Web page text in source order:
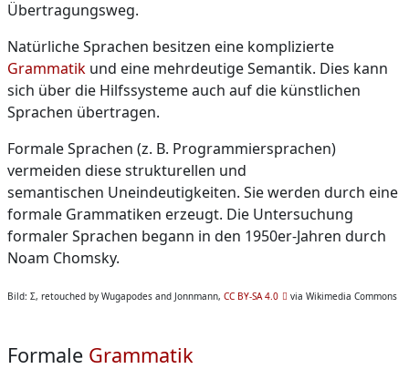
Übertragungsweg.
Natürliche Sprachen besitzen eine komplizierte
Grammatik und eine mehrdeutige Semantik. Dies kann
sich über die Hilfssysteme auch auf die künstlichen
Sprachen übertragen.
Formale Sprachen (z. B. Programmiersprachen)
vermeiden diese strukturellen und
semantischen Uneindeutigkeiten. Sie werden durch eine
formale Grammatiken erzeugt. Die Untersuchung
formaler Sprachen begann in den 1950er-Jahren durch
Noam Chomsky.
Bild: Σ, retouched by Wugapodes and Jonnmann, CC BY-SA 4.0 via Wikimedia Commons
Formale Grammatik